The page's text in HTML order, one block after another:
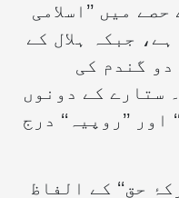
میں ’’اسلامی
جبکہ ہلال کے
جسے دو گندم کی
ستارے کے دونوں
بولڈ انداز میں ’’75‘‘ اور ’’روپیہ‘‘ درج
حق‘‘ کے الفاظ